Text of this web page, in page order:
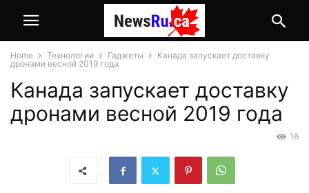
Home Технологии Гаджеты
Канада запускает доставку
дронами весной 2019 года
Канада запускает доставку
дронами весной 2019 года
16